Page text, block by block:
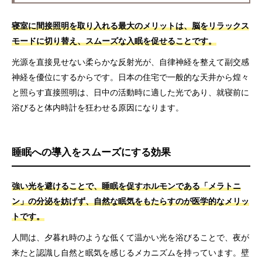
寝室に間接照明を取り入れる最大のメリットは、脳をリラックス
モードに切り替え、スムーズな入眠を促せることです。
光源を直接見せない柔らかな反射光が、自律神経を整えて副交感
神経を優位にするからです。日本の住宅で一般的な天井から煌々
と照らす直接照明は、日中の活動時に適した光であり、就寝前に
浴びると体内時計を狂わせる原因になります。
睡眠への導入をスムーズにする効果
強い光を避けることで、睡眠を促すホルモンである「メラトニ
ン」の分泌を妨げず、自然な眠気をもたらすのが医学的なメリッ
トです。
人間は、夕暮れ時のような低くて温かい光を浴びることで、夜が
来たと認識し自然と眠気を感じるメカニズムを持っています。壁